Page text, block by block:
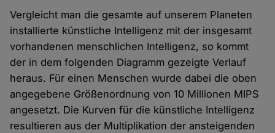
Vergleicht man die gesamte auf unserem Planeten
installierte künstliche Intelligenz mit der insgesamt
vorhandenen menschlichen Intelligenz, so kommt
der in dem folgenden Diagramm gezeigte Verlauf
heraus. Für einen Menschen wurde dabei die oben
angegebene Größenordnung von 10 Millionen MIPS
angesetzt. Die Kurven für die künstliche Intelligenz
resultieren aus der Multiplikation der ansteigenden